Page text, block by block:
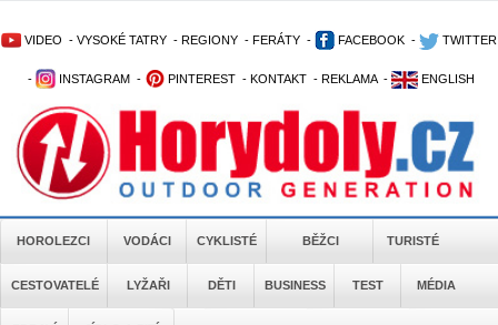
VIDEO - VYSOKÉ TATRY - REGIONY - FERÁTY - FACEBOOK - TWITTER
- INSTAGRAM - PINTEREST - KONTAKT - REKLAMA - ENGLISH
HOROLEZCI VODÁCI CYKLISTÉ BĚŽCI TURISTÉ
CESTOVATELÉ LYŽAŘI DĚTI BUSINESS TEST MÉDIA